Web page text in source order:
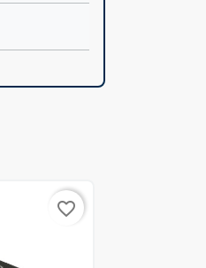
favorite_border